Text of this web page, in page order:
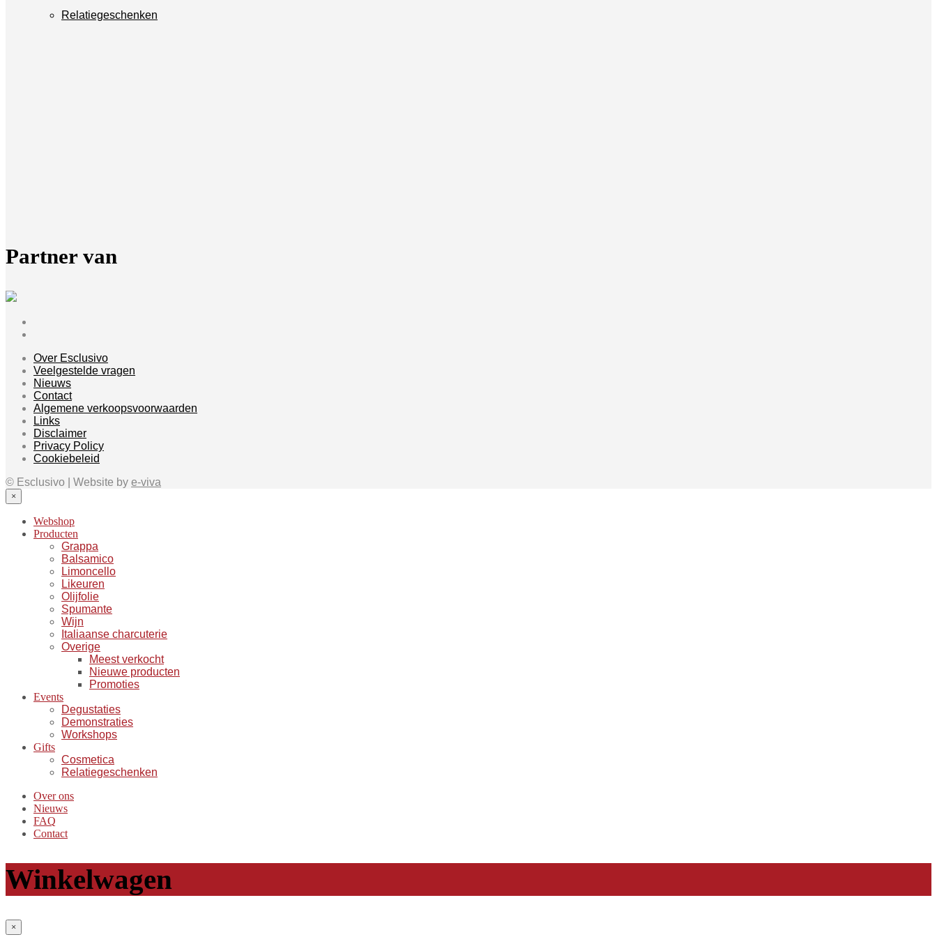
Relatiegeschenken
Partner van
Over Esclusivo
Veelgestelde vragen
Nieuws
Contact
Algemene verkoopsvoorwaarden
Links
Disclaimer
Privacy Policy
Cookiebeleid
© Esclusivo | Website by e-viva
×
Webshop
Producten
Grappa
Balsamico
Limoncello
Likeuren
Olijfolie
Spumante
Wijn
Italiaanse charcuterie
Overige
Meest verkocht
Nieuwe producten
Promoties
Events
Degustaties
Demonstraties
Workshops
Gifts
Cosmetica
Relatiegeschenken
Over ons
Nieuws
FAQ
Contact
Winkelwagen
×